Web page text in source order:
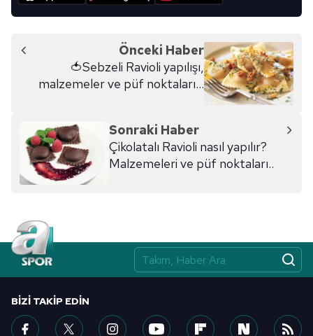
Önceki Haber
🍅Sebzeli Ravioli yapılışı,
malzemeler ve püf noktaları...
Sonraki Haber
Çikolatalı Ravioli nasıl yapılır?
Malzemeleri ve püf noktaları..
BIZI TAKIP EDIN